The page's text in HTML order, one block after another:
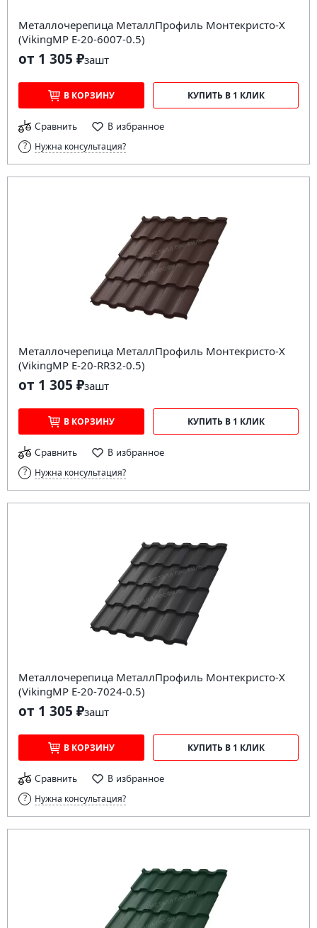
Металлочерепица МеталлПрофиль Монтекристо-X
(VikingMP E-20-6007-0.5)
от 1 305 ₽зашт
В КОРЗИНУ КУПИТЬ В 1 КЛИК
Сравнить В избранное
Нужна консультация?
Металлочерепица МеталлПрофиль Монтекристо-X
(VikingMP E-20-RR32-0.5)
от 1 305 ₽зашт
В КОРЗИНУ КУПИТЬ В 1 КЛИК
Сравнить В избранное
Нужна консультация?
Металлочерепица МеталлПрофиль Монтекристо-X
(VikingMP E-20-7024-0.5)
от 1 305 ₽зашт
В КОРЗИНУ КУПИТЬ В 1 КЛИК
Сравнить В избранное
Нужна консультация?